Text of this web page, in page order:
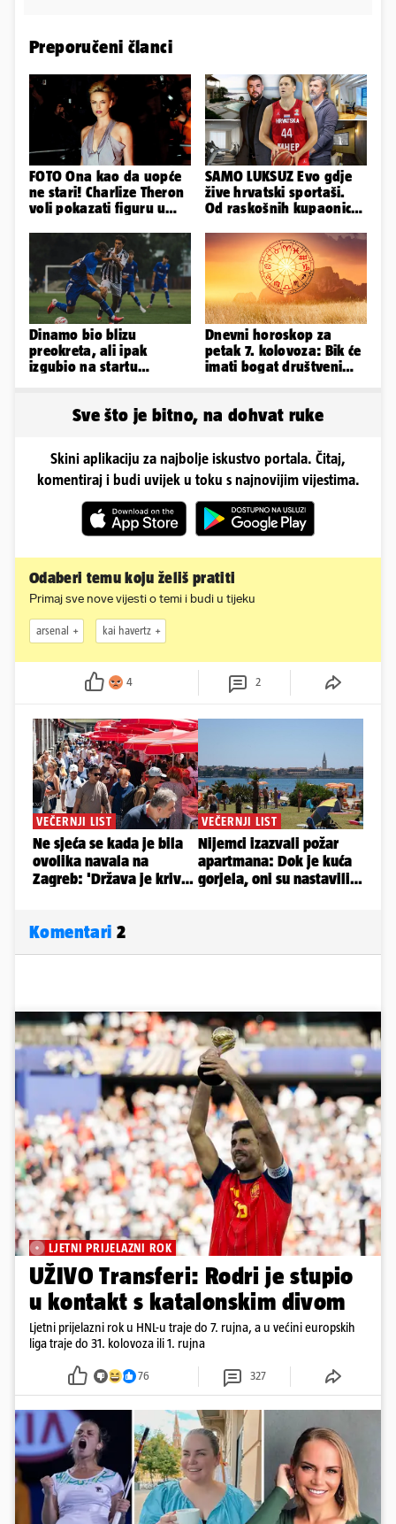
Preporučeni članci
FOTO Ona kao da uopće
ne stari! Charlize Theron
voli pokazati figuru u
SAMO LUKSUZ Evo gdje
žive hrvatski sportaši.
Od raskošnih kupaonica
Dinamo bio blizu
preokreta, ali ipak
izgubio na startu
Dnevni horoskop za
petak 7. kolovoza: Bik će
imati bogat društveni
Sve što je bitno, na dohvat ruke
Skini aplikaciju za najbolje iskustvo portala. Čitaj,
komentiraj i budi uvijek u toku s najnovijim vijestima.
Odaberi temu koju želiš pratiti
Primaj sve nove vijesti o temi i budi u tijeku
arsenal kai havertz
4 2
Komentari 2
LJETNI PRIJELAZNI ROK
UŽIVO Transferi: Rodri je stupio
u kontakt s katalonskim divom
Ljetni prijelazni rok u HNL-u traje do 7. rujna, a u većini europskih
liga traje do 31. kolovoza ili 1. rujna
76 327